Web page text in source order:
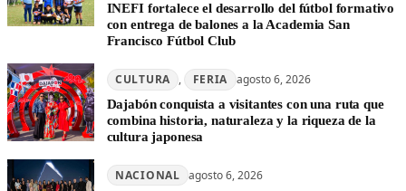
INEFI fortalece el desarrollo del fútbol formativo
con entrega de balones a la Academia San
Francisco Fútbol Club
CULTURA , FERIA agosto 6, 2026
Dajabón conquista a visitantes con una ruta que
combina historia, naturaleza y la riqueza de la
cultura japonesa
NACIONAL agosto 6, 2026